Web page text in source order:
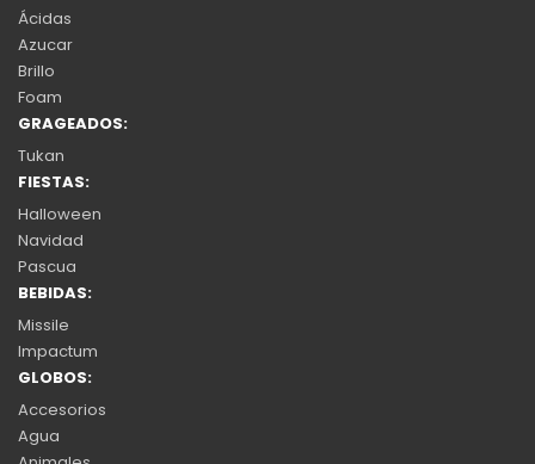
Ácidas
Azucar
Brillo
Foam
GRAGEADOS:
Tukan
FIESTAS:
Halloween
Navidad
Pascua
BEBIDAS:
Missile
Impactum
GLOBOS:
Accesorios
Agua